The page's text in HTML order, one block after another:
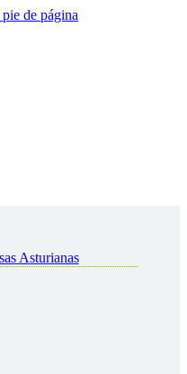
de página
Asturianas